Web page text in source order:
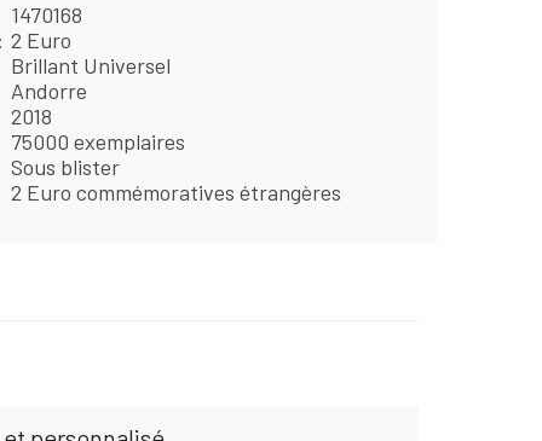
1470168
2 Euro
Brillant Universel
Andorre
2018
75000 exemplaires
Sous blister
2 Euro commémoratives étrangères